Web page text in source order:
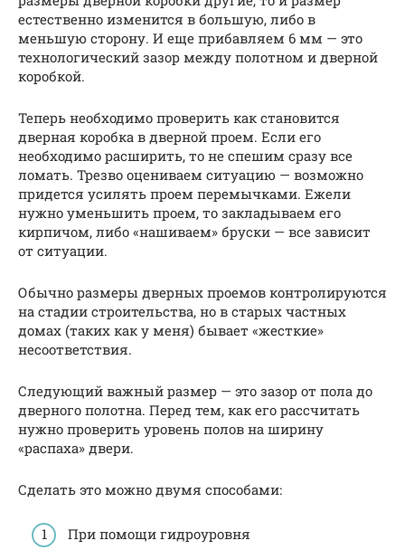
естественно изменится в большую, либо в
меньшую сторону. И еще прибавляем 6 мм — это
технологический зазор между полотном и дверной
коробкой.
Теперь необходимо проверить как становится
дверная коробка в дверной проем. Если его
необходимо расширить, то не спешим сразу все
ломать. Трезво оцениваем ситуацию — возможно
придется усилять проем перемычками. Ежели
нужно уменьшить проем, то закладываем его
кирпичом, либо «нашиваем» бруски — все зависит
от ситуации.
Обычно размеры дверных проемов контролируются
на стадии строительства, но в старых частных
домах (таких как у меня) бывает «жесткие»
несоответствия.
Следующий важный размер — это зазор от пола до
дверного полотна. Перед тем, как его рассчитать
нужно проверить уровень полов на ширину
«распаха» двери.
Сделать это можно двумя способами:
При помощи гидроуровня